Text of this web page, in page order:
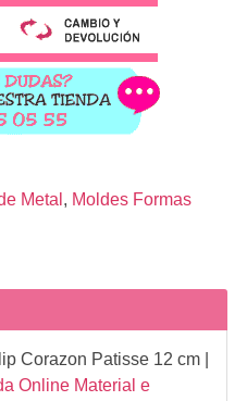
Metal , Moldes Formas
Corazon Patisse 12 cm|
Online Material e